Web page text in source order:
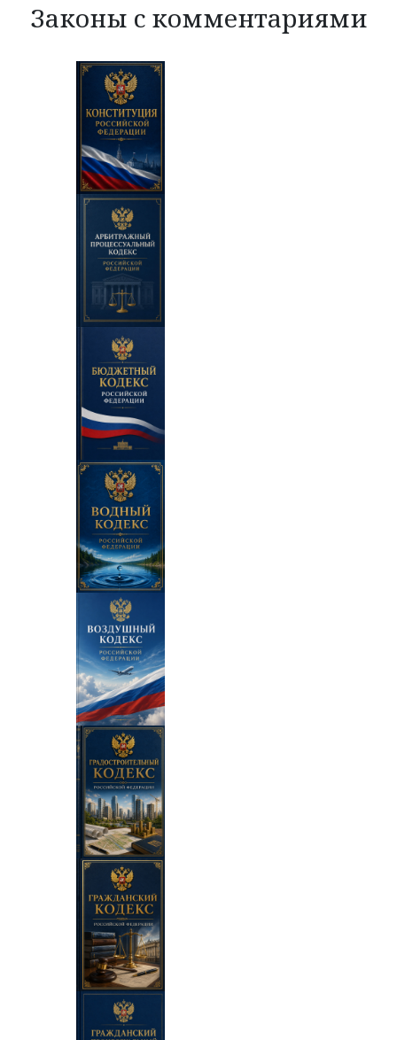
Законы с комментариями